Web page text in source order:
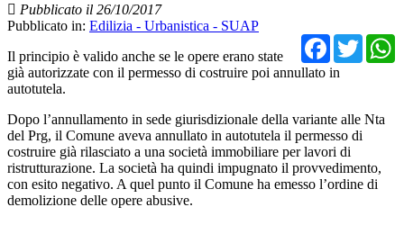
Pubblicato il 26/10/2017
Pubblicato in: Edilizia - Urbanistica - SUAP
Il principio è valido anche se le opere erano state
già autorizzate con il permesso di costruire poi annullato in
autotutela.
Dopo l’annullamento in sede giurisdizionale della variante alle Nta
del Prg, il Comune aveva annullato in autotutela il permesso di
costruire già rilasciato a una società immobiliare per lavori di
ristrutturazione. La società ha quindi impugnato il provvedimento,
con esito negativo. A quel punto il Comune ha emesso l’ordine di
demolizione delle opere abusive.